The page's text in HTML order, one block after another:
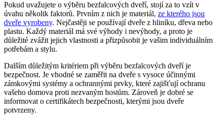
Pokud uvažujete o výběru bezfalcových dveří, stojí za to vzít v
úvahu několik faktorů. Prvním z nich je materiál, ze kterého jsou
dveře vyrobeny. Nejčastěji se používají dveře z hliníku, dřeva nebo
plastu. Každý materiál má své výhody i nevýhody, a proto je
důležité zvážit jejich vlastnosti a přizpůsobit je vašim individuálním
potřebám a stylu.
Dalším důležitým kritériem při výběru bezfalcových dveří je
bezpečnost. Je vhodné se zaměřit na dveře s vysoce účinnými
zámkovými systémy a ochrannými prvky, které zajišťují ochranu
vašeho domova proti nezvaným hostům. Zároveň je dobré se
informovat o certifikátech bezpečnosti, kterými jsou dveře
potvrzeny.